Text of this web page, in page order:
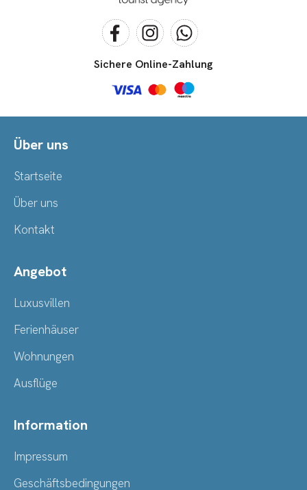
Sichere Online-Zahlung
Über uns
Startseite
Über uns
Kontakt
Angebot
Luxusvillen
Ferienhäuser
Wohnungen
Ausflüge
Information
Impressum
Geschäftsbedingungen